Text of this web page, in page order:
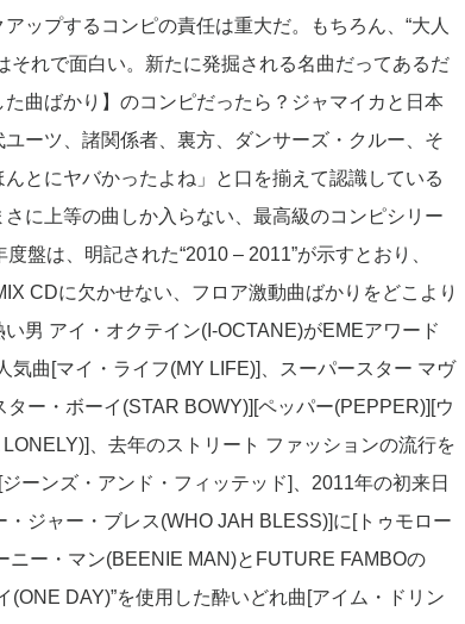
ップするコンピの責任は重大だ。もちろん、“大人
それで面白い。新たに発掘される名曲だってあるだ
曲ばかり】のコンピだったら？ジャマイカと日本
ーツ、諸関係者、裏方、ダンサーズ・クルー、そ
とにヤバかったよね」と口を揃えて認識している
に上等の曲しか入らない、最高級のコンピシリー
盤は、明記された“2010 – 2011”が示すとおり、
CDに欠かせない、フロア激動曲ばかりをどこより
男 アイ・オクテイン(I-OCTANE)がEMEアワード
気曲[マイ・ライフ(MY LIFE)]、スーパースター マヴ
ー・ボーイ(STAR BOWY)][ペッパー(PEPPER)][ウ
、去年のストリート ファッションの流行を
ーンズ・アンド・フィッテッド]、2011年の初来日
ジャー・ブレス(WHO JAH BLESS)]に[トゥモロー
ニー・マン(BEENIE MAN)とFUTURE FAMBOの
DAY)”を使用した酔いどれ曲[アイム・ドリン